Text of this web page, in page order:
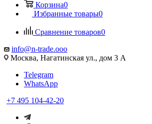
Корзина0
Избранные товары0
Сравнение товаров0
info@n-trade.ooo
Москва, Нагатинская ул., дом 3 А
Telegram
WhatsApp
+7 495 104-42-20